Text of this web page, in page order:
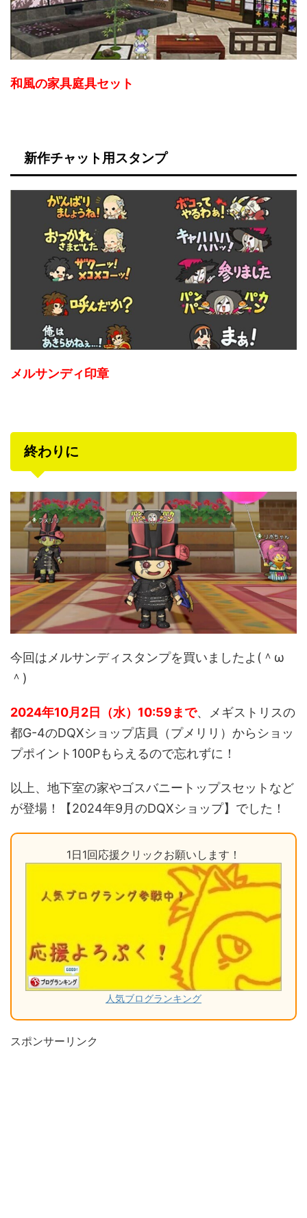
和風の家具庭具セット
新作チャット用スタンプ
メルサンディ印章
終わりに
今回はメルサンディスタンプを買いましたよ(＾ω
＾)
2024年10月2日（水）10:59まで、メギストリスの
都G-4のDQXショップ店員（プメリリ）からショッ
プポイント100Pもらえるので忘れずに！
以上、地下室の家やゴスバニートップスセットなど
が登場！【2024年9月のDQXショップ】でした！
1日1回応援クリックお願いします！
人気ブログランキング
スポンサーリンク